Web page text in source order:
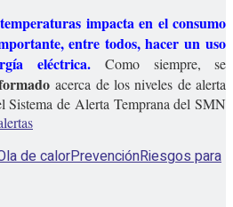
impacta en el consumo
entre todos, hacer un uso
eléctrica. Como siempre, se
acerca de los niveles de alerta
Sistema de Alerta Temprana del SMN
de calorPrevenciónRiesgos para